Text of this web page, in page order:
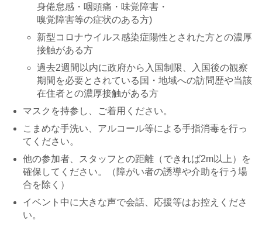
身倦怠感・咽頭痛・味覚障害・
嗅覚障害等の症状のある方)
新型コロナウイルス感染症陽性とされた方との濃厚
接触がある方
過去2週間以内に政府から入国制限、入国後の観察
期間を必要とされている国・地域への訪問歴や当該
在住者との濃厚接触がある方
マスクを持参し、ご着用ください。
こまめな手洗い、アルコール等による手指消毒を行っ
てください。
他の参加者、スタッフとの距離（できれば2m以上）を
確保してください。（障がい者の誘導や介助を行う場
合を除く）
イベント中に大きな声で会話、応援等はお控えくださ
い。